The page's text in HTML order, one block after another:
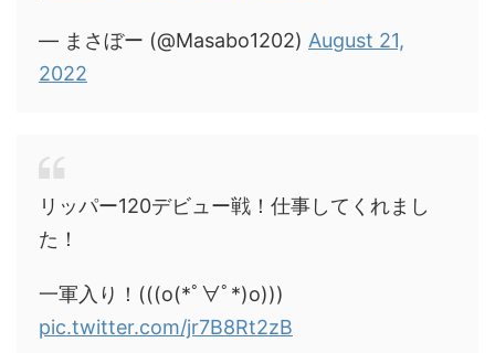
— まさぼー (@Masabo1202) August 21,
2022
リッパー120デビュー戦！仕事してくれまし
た！
一軍入り！(((o(*ﾟ∀ﾟ*)o)))
pic.twitter.com/jr7B8Rt2zB